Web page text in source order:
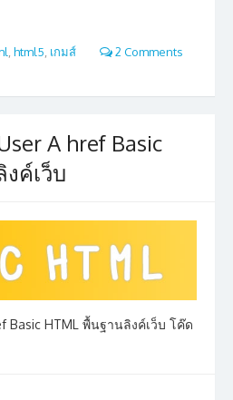
html5 เกมส์ 2 Comments
A href Basic
ค์เว็บ
Basic HTML พื้นฐานลิงค์เว็บ โค๊ด